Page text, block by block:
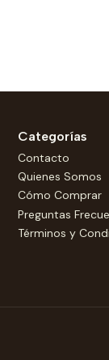
Categorías
Contacto
Quienes Somos
Cómo Comprar
Preguntas
Términos y